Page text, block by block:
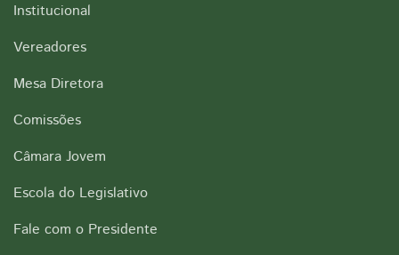
Institucional
Vereadores
Mesa Diretora
Comissões
Câmara Jovem
Escola do Legislativo
Fale com o Presidente